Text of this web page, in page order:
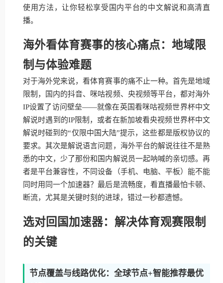
使用方法，让你轻松享受国内平台的中文解说和高清直
播。
海外看体育赛事的核心痛点：地域限
制与体验难题
对于海外党来说，看体育赛事的痛不止一种。首先是地域
限制，国内的抖音、咪咕视频、央视频等平台，都对海外
IP设置了访问壁垒——就像在英国看咪咕视频世界杯中文
解说时遇到的IP限制，或者在新加坡看央视频世界杯中文
解说时碰到的“仅限中国大陆”提示，这些都是版权协议的
要求。其次是解说语言问题，海外平台的解说往往不是熟
悉的中文，少了那份和国内解说员一起呐喊的亲切感。再
者是平台兼容性，不同设备（手机、电脑、平板）能不能
同时用同一个加速器？最后是流畅度，看直播最怕卡顿、
断流，尤其是关键时刻的进球，错过一秒都遗憾。
选对回国加速器：解决体育观赛限制
的关键
节点覆盖与线路优化：全球节点+智能推荐最优